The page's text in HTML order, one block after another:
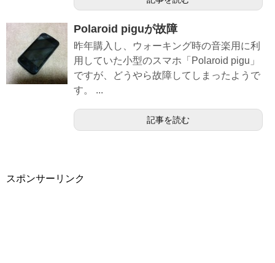
Polaroid piguが故障
昨年購入し、ウォーキング時の音楽用に利
用していた小型のスマホ「Polaroid pigu」
ですが、どうやら故障してしまったようで
す。 ...
記事を読む
スポンサーリンク